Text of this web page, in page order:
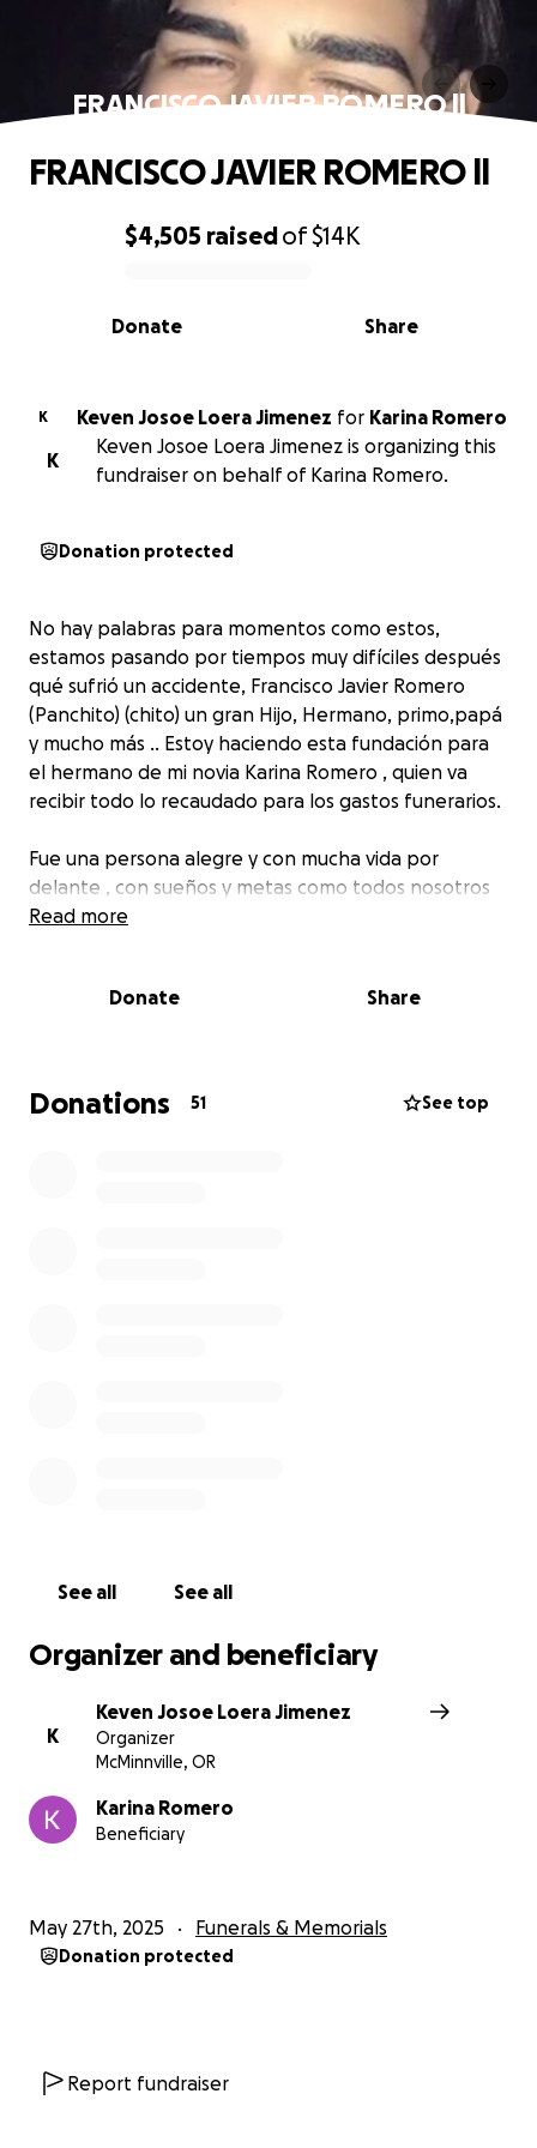
FRANCISCO JAVIER ROMERO ll
0% complete
$4,505 raisedof$14K
Share
Donate
FRANCISCO JAVIER ROMERO ll
K Keven Josoe Loera Jimenez for Karina Romero
K
Keven Josoe Loera Jimenez is organizing this
fundraiser on behalf of Karina Romero.
Donation protected
No hay palabras para momentos como estos,
estamos pasando por tiempos muy difíciles después
qué sufrió un accidente, Francisco Javier Romero
(Panchito) (chito) un gran Hijo, Hermano, primo,papá
y mucho más .. Estoy haciendo esta fundación para
el hermano de mi novia Karina Romero , quien va
recibir todo lo recaudado para los gastos funerarios.
Fue una persona alegre y con mucha vida por
delante , con sueños y metas como todos nosotros
pero desafortunadamente una persona intoxicada
pronunciaron fallecido al instante después del
apoyo para la familia en estos tiempos tan difíciles
para gastos funerarios.
Read more
Donate Share
Donations 51 See top
See all See all
Organizer and beneficiary
K
Keven Josoe Loera Jimenez
Organizer
McMinnville, OR
Karina Romero
Beneficiary
May 27th, 2025 Funerals & Memorials
Donation protected
Report fundraiser